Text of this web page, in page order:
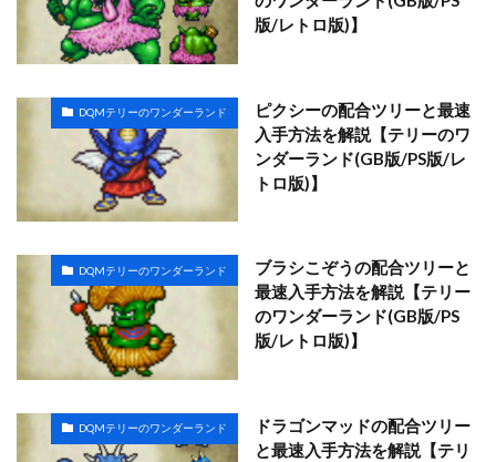
版/レトロ版)】
DQMテリーのワンダーランド
ピクシーの配合ツリーと最速
入手方法を解説【テリーのワ
ンダーランド(GB版/PS版/レ
トロ版)】
DQMテリーのワンダーランド
ブラシこぞうの配合ツリーと
最速入手方法を解説【テリー
のワンダーランド(GB版/PS
版/レトロ版)】
DQMテリーのワンダーランド
ドラゴンマッドの配合ツリー
と最速入手方法を解説【テリ